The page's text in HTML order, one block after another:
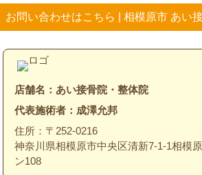
お問い合わせはこちら | 相模原市 あい
店舗名：あい接骨院・整体院
代表施術者：成澤允邦
住所：〒252-0216
神奈川県相模原市中央区清新7-1-1相模
ン108